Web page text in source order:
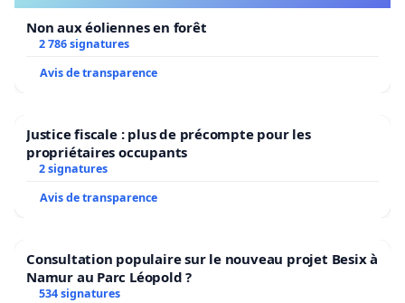
Non aux éoliennes en forêt
2 786 signatures
Avis de transparence
Justice fiscale : plus de précompte pour les
propriétaires occupants
2 signatures
Avis de transparence
Consultation populaire sur le nouveau projet Besix à
Namur au Parc Léopold ?
534 signatures